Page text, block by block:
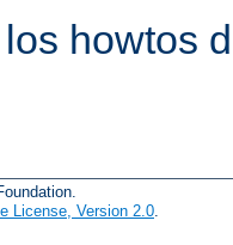
howtos
License, Version 2.0